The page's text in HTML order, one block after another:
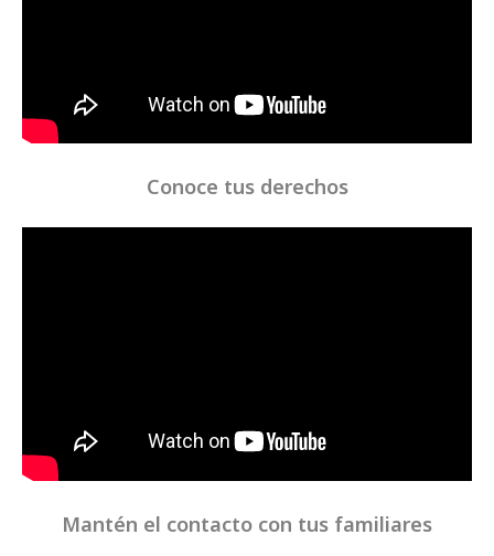
Conoce tus derechos
Mantén el contacto con tus familiares